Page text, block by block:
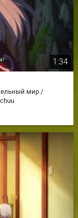
1:34
мир /